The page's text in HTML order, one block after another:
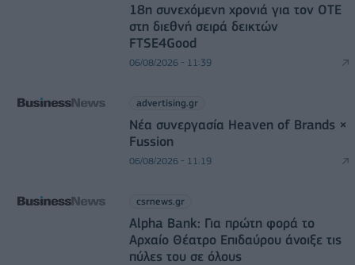
18η συνεχόμενη χρονιά για τον ΟΤΕ
στη διεθνή σειρά δεικτών
FTSE4Good
06/08/2026 - 11:39
advertising.gr
Νέα συνεργασία Heaven of Brands ×
Fussion
06/08/2026 - 11:19
csrnews.gr
Alpha Bank: Για πρώτη φορά το
Αρχαίο Θέατρο Επιδαύρου άνοιξε τις
πύλες του σε όλους